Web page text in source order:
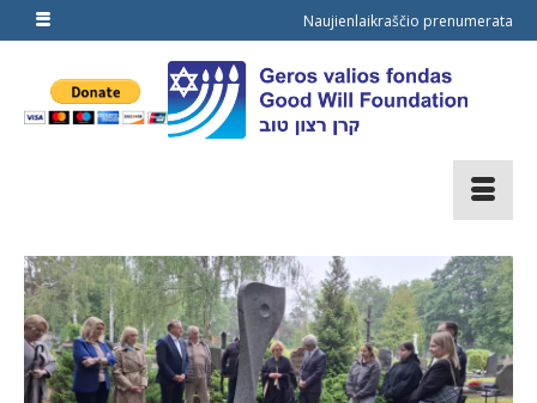
Naujienlaikraščio prenumerata